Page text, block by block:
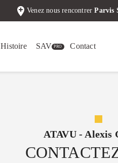
add_location Venez nous rencontrerParvis
Histoire SAV Contact
ATAVU - Alexis